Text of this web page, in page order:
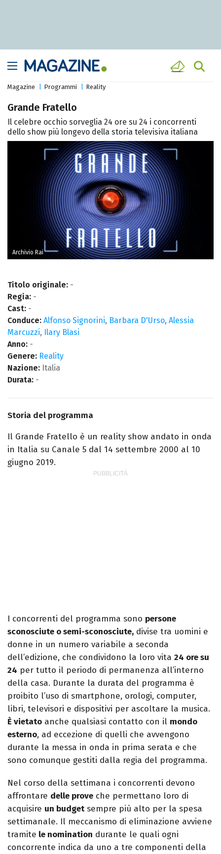
Magazine Programmi Reality
Grande Fratello
Il celebre occhio sorveglia 24 ore su 24 i concorrenti
dello show più longevo della storia televisiva italiana
Archivio Rai
Titolo originale: -
Regia: -
Cast: -
Conduce: Alfonso Signorini, Barbara D'Urso, Alessia
Marcuzzi, Ilary Blasi
Anno: -
Genere: Reality
Nazione: Italia
Durata: -
Storia del programma
Il Grande Fratello è un reality show andato in onda
in Italia su Canale 5 dal 14 settembre 2000 al 10
giugno 2019.
I concorrenti del programma sono persone
sconosciute o semi-sconosciute, divise tra uomini e
donne in un numero variabile a seconda
dell’edizione, che condividono la loro vita 24 ore su
24 per tutto il periodo di permanenza all’interno
della casa. Durante la durata del programma è
proibito l’uso di smartphone, orologi, computer,
libri, televisori e dispositivi per ascoltare la musica.
È vietato anche qualsiasi contatto con il mondo
esterno, ad eccezione di quelli che avvengono
durante la messa in onda in prima serata e che
sono comunque gestiti dalla regia del programma.
Nel corso della settimana i concorrenti devono
affrontare delle prove che permettano loro di
acquisire un budgetsempre più alto per la spesa
settimanale. Il meccanismo di eliminazione avviene
tramite le nomination durante le quali ogni
concorrente indica da uno a tre componenti della